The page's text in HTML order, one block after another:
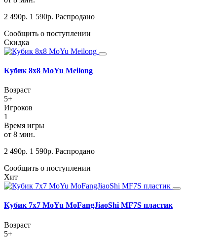
2 490р. 1 590р. Распродано
Сообщить о поступлении
Скидка
Кубик 8х8 MoYu Meilong
Возраст
5+
Игроков
1
Время игры
от 8 мин.
2 490р. 1 590р. Распродано
Сообщить о поступлении
Хит
Кубик 7х7 MoYu MoFangJiaoShi MF7S пластик
Возраст
5+